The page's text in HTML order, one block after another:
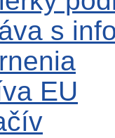
s
EU